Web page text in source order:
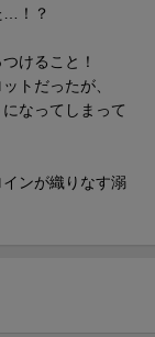
…！？
けること！
トだったが、
なってしまって
ンが織りなす溺